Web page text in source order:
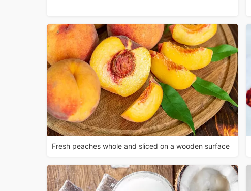
Fresh peaches whole and sliced on a wooden surface